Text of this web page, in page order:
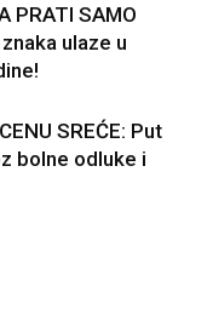
PRATI SAMO
ulaze u
SREĆE: Put
bolne odluke i